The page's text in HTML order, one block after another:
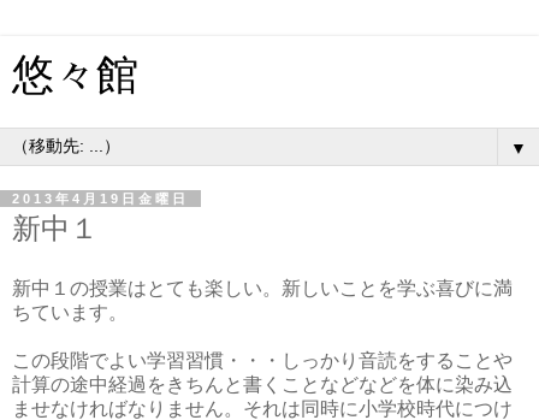
悠々館
▼
2013年4月19日金曜日
新中１
新中１の授業はとても楽しい。新しいことを学ぶ喜びに満
ちています。
この段階でよい学習習慣・・・しっかり音読をすることや
計算の途中経過をきちんと書くことなどなどを体に染み込
ませなければなりません。それは同時に小学校時代につけ